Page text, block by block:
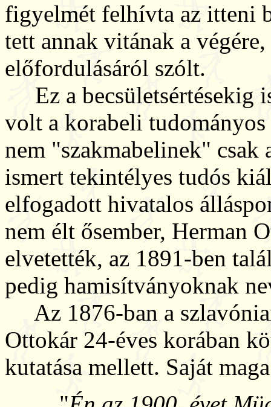
figyelmét felhívta az itteni
tett annak vitának a
előfordulásáról szólt.
Ez a becsületsértésekig
volt a korabeli
nem "szakmabelinek" csak
ismert tekintélyes tudós
elfogadott hivatalos
nem élt ősember, Herman
elvetették, az 1891-ben
pedig hamisítványoknak
Az 1876-ban a
Ottokár 24-éves korában
kutatása mellett. Saját